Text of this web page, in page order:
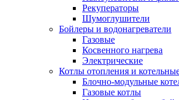
Рекуператоры
Шумоглушители
Бойлеры и водонагреватели
Газовые
Косвенного нагрева
Электрические
Котлы отопления и
Блочно-модульные
Газовые котлы